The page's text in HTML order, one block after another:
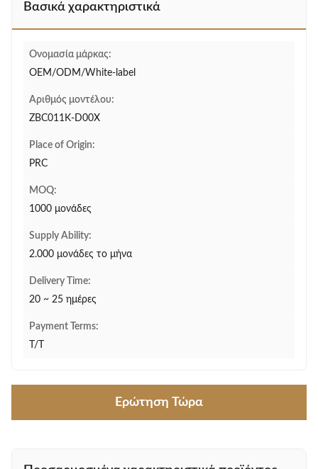
Βασικά χαρακτηριστικά
Ονομασία μάρκας:
OEM/ODM/White-label
Αριθμός μοντέλου:
ZBC011K-D00X
Place of Origin:
PRC
MOQ:
1000 μονάδες
Supply Ability:
2.000 μονάδες το μήνα
Delivery Time:
20 ~ 25 ημέρες
Payment Terms:
T/T
Ερώτηση Τώρα